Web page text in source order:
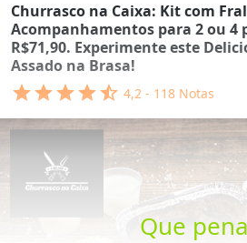
Que
Churrasco na Caixa: Kit com
Acompanhamentos para 2 ou 4
R$71,90. Experimente este
Assado na Brasa!
starstarstarstarstar_half 4,2 - 118 Notas